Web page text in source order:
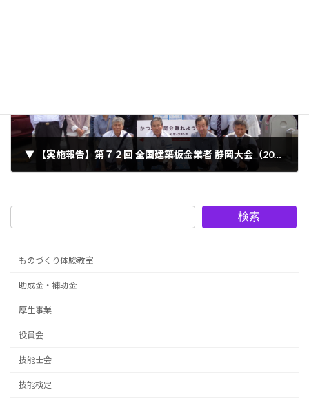
▼ 【実施報告】第７２回 全国建築板金業者 静岡大会（2022.05.18-19）
検索
ものづくり体験教室
助成金・補助金
厚生事業
役員会
技能士会
技能検定